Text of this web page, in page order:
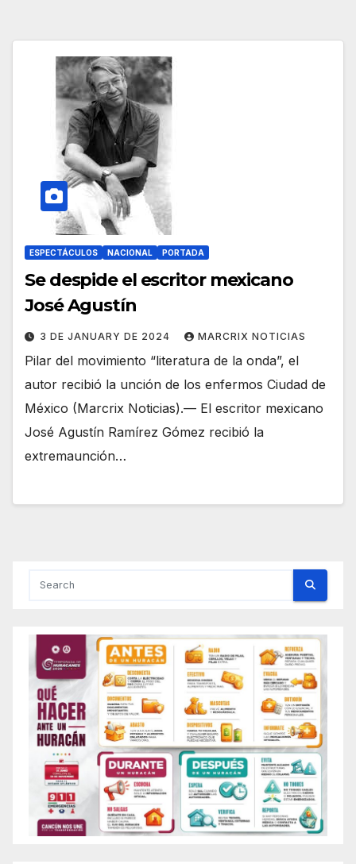
ESPECTÁCULOS NACIONAL PORTADA
Se despide el escritor mexicano
José Agustín
3 DE JANUARY DE 2024 MARCRIX NOTICIAS
Pilar del movimiento “literatura de la onda”, el
autor recibió la unción de los enfermos Ciudad de
México (Marcrix Noticias).— El escritor mexicano
José Agustín Ramírez Gómez recibió la
extremaunción…